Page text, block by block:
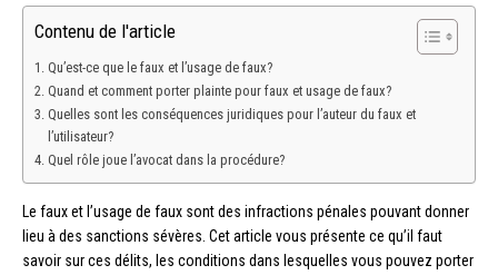
Contenu de l'article
Qu’est-ce que le faux et l’usage de faux?
Quand et comment porter plainte pour faux et usage de faux?
Quelles sont les conséquences juridiques pour l’auteur du faux et
l’utilisateur?
Quel rôle joue l’avocat dans la procédure?
Le faux et l’usage de faux sont des infractions pénales pouvant donner
lieu à des sanctions sévères. Cet article vous présente ce qu’il faut
savoir sur ces délits, les conditions dans lesquelles vous pouvez porter